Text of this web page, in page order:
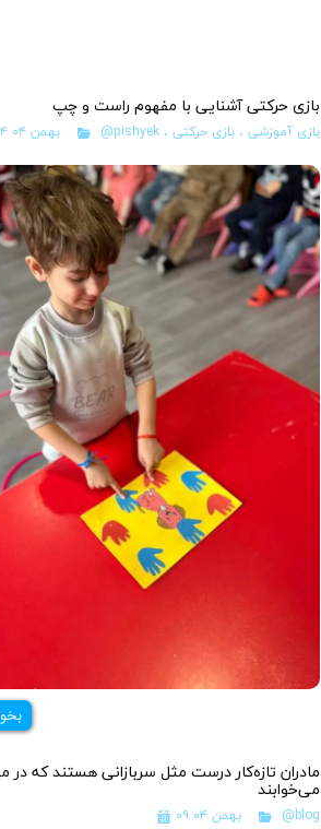
بازی حرکتی آشنایی با مفهوم راست و چپ
۱۴ بهمن ۰۴ @pishyek، بازی آموزشی ،بازی حرکتی
مادران تازه‌کار درست مثل سربازانی هستند که در
می‌خوابند
۰۹ بهمن ۰۴ @blog